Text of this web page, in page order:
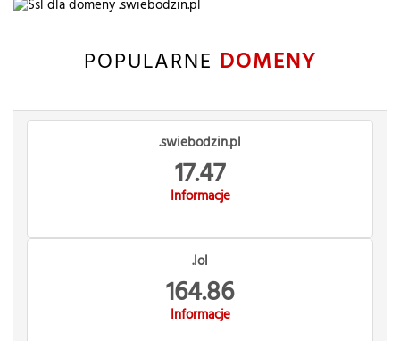
POPULARNE DOMENY
.swiebodzin.pl
17.47
Informacje
.lol
164.86
Informacje